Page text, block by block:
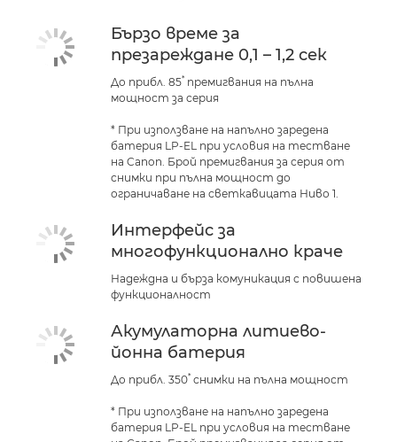
Бързо време за
презареждане 0,1 – 1,2 сек
До прибл. 85* премигвания на пълна
мощност за серия
* При използване на напълно заредена
батерия LP-EL при условия на тестване
на Canon. Брой премигвания за серия от
снимки при пълна мощност до
ограничаване на светкавицата Ниво 1.
Интерфейс за
многофункционално краче
Надеждна и бърза комуникация с повишена
функционалност
Акумулаторна литиево-
йонна батерия
До прибл. 350* снимки на пълна мощност
* При използване на напълно заредена
батерия LP-EL при условия на тестване